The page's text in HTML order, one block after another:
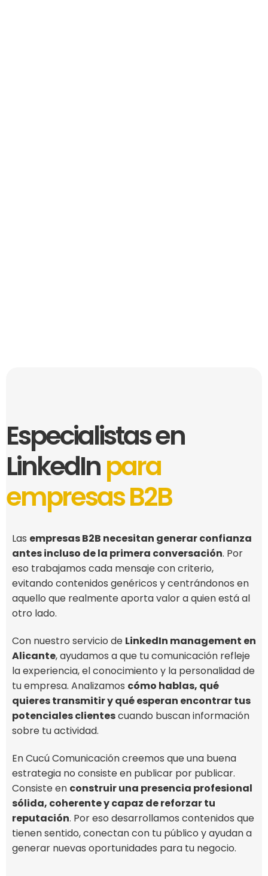
Especialistas en
LinkedInpara
empresas B2B
Las empresas B2B necesitan generar confianza
antes incluso de la primera conversación. Por
eso trabajamos cada mensaje con criterio,
evitando contenidos genéricos y centrándonos en
aquello que realmente aporta valor a quien está al
otro lado.
Con nuestro servicio de LinkedIn management en
Alicante, ayudamos a que tu comunicación refleje
la experiencia, el conocimiento y la personalidad de
tu empresa. Analizamos cómo hablas, qué
quieres transmitir y qué esperan encontrar tus
potenciales clientescuando buscan información
sobre tu actividad.
En Cucú Comunicación creemos que una buena
estrategia no consiste en publicar por publicar.
Consiste en construir una presencia profesional
sólida, coherente y capaz de reforzar tu
reputación. Por eso desarrollamos contenidos que
tienen sentido, conectan con tu público y ayudan a
generar nuevas oportunidades para tu negocio.